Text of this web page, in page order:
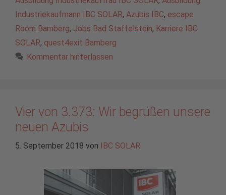
Industriekaufmann IBC SOLAR, Azubis IBC, escape
Room Bamberg, Jobs Bad Staffelstein, Karriere IBC
SOLAR, quest4exit Bamberg
Kommentar hinterlassen
Vier von 3.373: Wir begrüßen unsere
neuen Azubis
5. September 2018 von IBC SOLAR